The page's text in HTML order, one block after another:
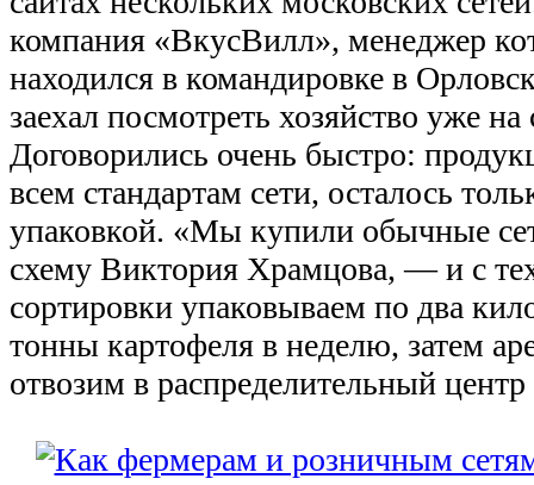
компания «ВкусВилл», менеджер
находился в командировке в
заехал посмотреть хозяйство уже
Договорились очень быстро:
всем стандартам сети, осталось
упаковкой. «Мы купили обычные
схему Виктория Храмцова, — и с
сортировки упаковываем по два
тонны картофеля в неделю, затем
отвозим в распределительный